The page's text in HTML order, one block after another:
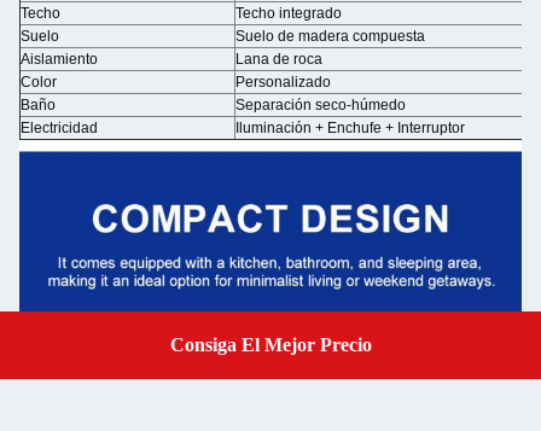
Techo
Techo integrado
Suelo
Suelo de madera compuesta
Aislamiento
Lana de roca
Color
Personalizado
Baño
Separación seco-húmedo
Electricidad
Iluminación + Enchufe + Interruptor
Consiga El Mejor PrecioGet A Quote